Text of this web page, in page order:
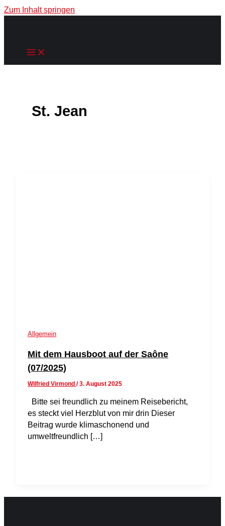
Zum Inhalt springen
St. Jean
Allgemein
Mit dem Hausboot auf der Saône
(07/2025)
Wilfried Virmond/3. August 2025
Bitte sei freundlich zu meinem Reisebericht,
es steckt viel Herzblut von mir drin Dieser
Beitrag wurde klimaschonend und
umweltfreundlich […]